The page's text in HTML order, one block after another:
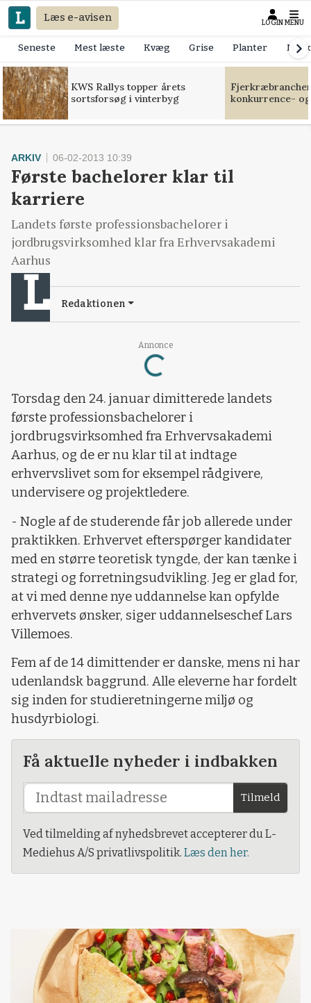
Læs e-avisen LOGIN MENU
Seneste Mest læste Kvæg Grise Planter
KWS Rallys topper årets
sortsforsøg i vinterbyg
konkurrence-
Annonce
Loading...
ARKIV 06-02-2013 10:39
Første bachelorer klar til
karriere
Landets første professionsbachelorer i
jordbrugsvirksomhed klar fra Erhvervsakademi
Aarhus
Redaktionen
Torsdag den 24. januar dimitterede landets
første professionsbachelorer i
jordbrugsvirksomhed fra Erhvervsakademi
Aarhus, og de er nu klar til at indtage
erhvervslivet som for eksempel rådgivere,
undervisere og projektledere.
- Nogle af de studerende får job allerede under
praktikken. Erhvervet efterspørger kandidater
med en større teoretisk tyngde, der kan tænke i
strategi og forretningsudvikling. Jeg er glad for,
at vi med denne nye uddannelse kan opfylde
erhvervets ønsker, siger uddannelseschef Lars
Villemoes.
Fem af de 14 dimittender er danske, mens ni har
udenlandsk baggrund. Alle eleverne har fordelt
sig inden for studieretningerne miljø og
husdyrbiologi.
Få aktuelle nyheder i indbakken
Tilmeld
Ved tilmelding af nyhedsbrevet accepterer du L-
Mediehus A/S privatlivspolitik. Læs den her.